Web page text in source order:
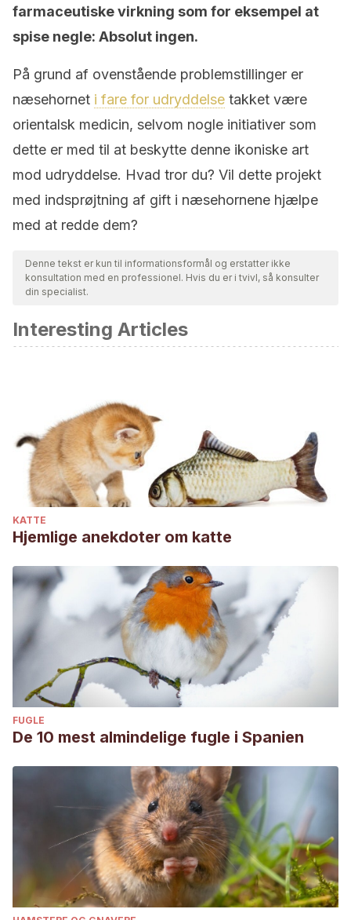
farmaceutiske virkning som for eksempel at
spise negle: Absolut ingen.
På grund af ovenstående problemstillinger er
næsehornet i fare for udryddelse takket være
orientalsk medicin, selvom nogle initiativer som
dette er med til at beskytte denne ikoniske art
mod udryddelse. Hvad tror du? Vil dette projekt
med indsprøjtning af gift i næsehornene hjælpe
med at redde dem?
Denne tekst er kun til informationsformål og erstatter ikke
konsultation med en professionel. Hvis du er i tvivl, så konsulter
din specialist.
Interesting Articles
KATTE
Hjemlige anekdoter om katte
FUGLE
De 10 mest almindelige fugle i Spanien